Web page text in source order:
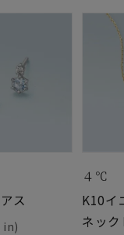
ス
in)
４℃
K10イ
ネッ